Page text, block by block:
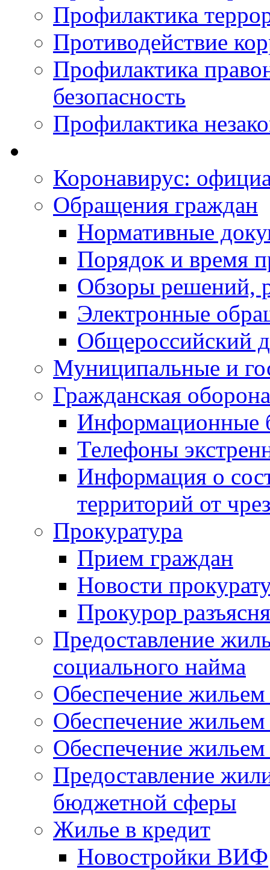
Профилактика
Противодействие
Профилактика
безопасность
Профилактика
Коронавирус:
Обращения граждан
Нормативные
Порядок и время
Обзоры решений,
Электронные
Общероссийский
Муниципальные и
Гражданская
Информационные
Телефоны
Информация о
территорий от
Прокуратура
Прием граждан
Новости
Прокурор
Предоставление
социального найма
Обеспечение
Обеспечение
Обеспечение жильем
Предоставление
бюджетной сферы
Жилье в кредит
Новостройки ВИФ